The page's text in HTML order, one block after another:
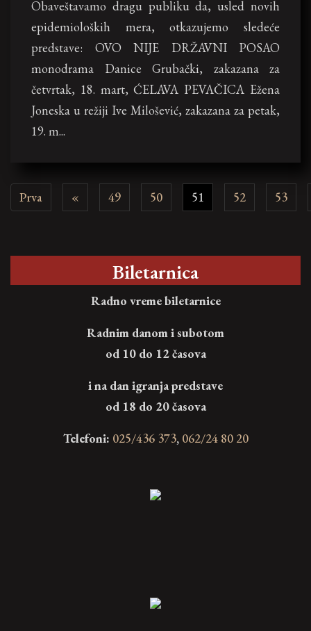
Obaveštavamo dragu publiku da, usled novih
epidemioloških mera, otkazujemo sledeće
predstave: OVO NIJE DRŽAVNI POSAO
monodrama Danice Grubački, zakazana za
četvrtak, 18. mart, ĆELAVA PEVAČICA Ežena
Joneska u režiji Ive Milošević, zakazana za petak,
19. m...
Prva « Previous
49 50 51 52 53
Biletarnica
Radno vreme biletarnice
Radnim danom i subotom
od 10 do 12 časova
i na dan igranja predstave
od 18 do 20 časova
Telefoni: 025/436 373, 062/24 80 20